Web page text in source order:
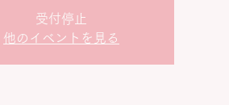
受付停止
他のイベントを見る